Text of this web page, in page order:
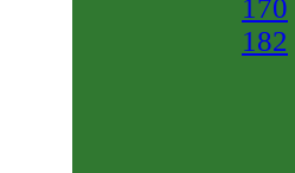
170
182